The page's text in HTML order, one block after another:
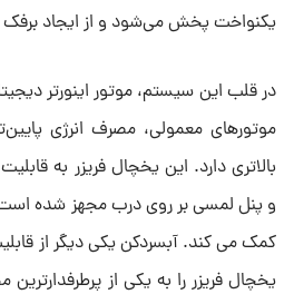
یکنواخت پخش می‌شود و از ایجاد برفک
در قلب این سیستم، موتور اینورتر
موتورهای معمولی، مصرف انرژی
بالاتری دارد. این یخچال فریزر به
و پنل لمسی بر روی درب مجهز شده است
کمک می کند. آبسردکن یکی دیگر از
یخچال فریزر را به یکی از